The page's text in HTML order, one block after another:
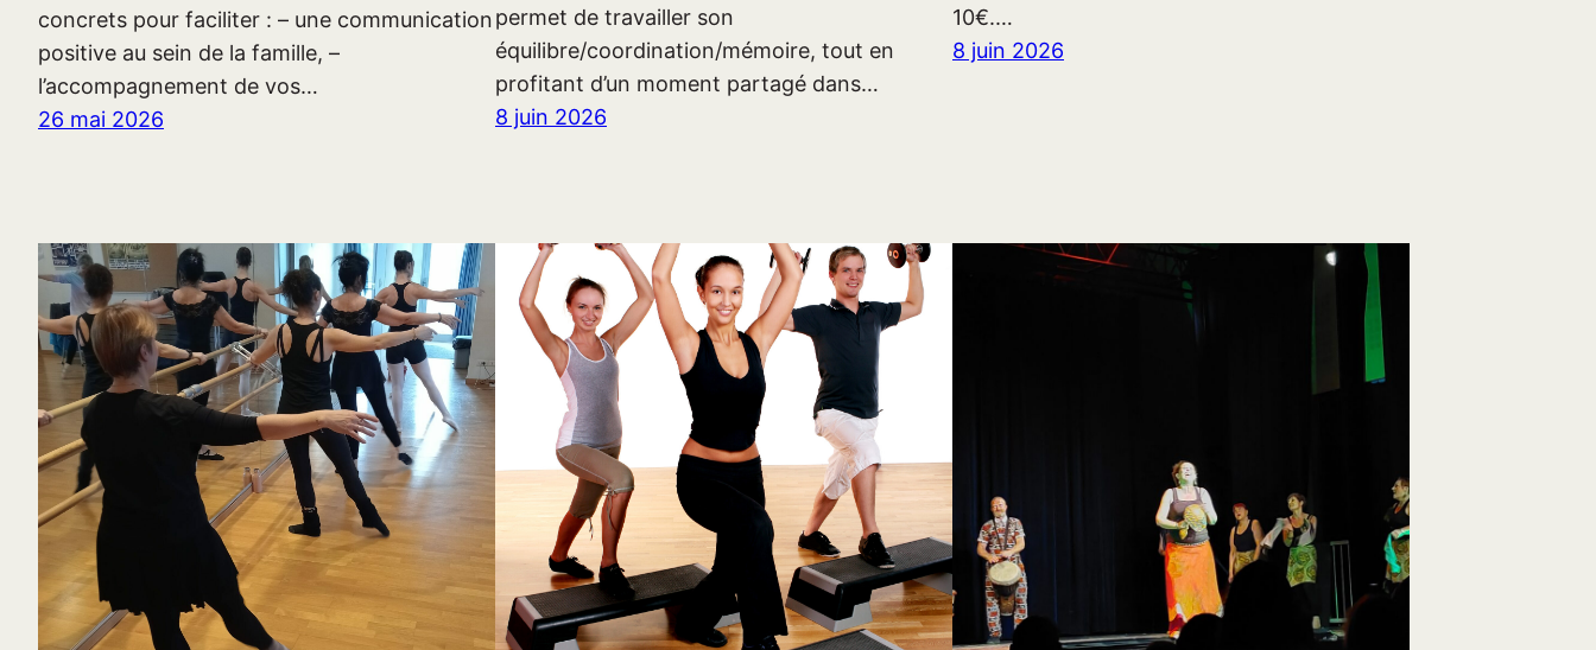
concrets pour faciliter : – une communication
positive au sein de la famille, –
l’accompagnement de vos…
26 mai 2026
permet de travailler son
équilibre/coordination/mémoire, tout en
profitant d’un moment partagé dans…
8 juin 2026
10€.…
8 juin 2026